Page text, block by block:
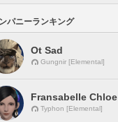
パニーランキング
Ot Sad
Gungnir [Elemental]
Fransabelle Chloe
Typhon [Elemental]